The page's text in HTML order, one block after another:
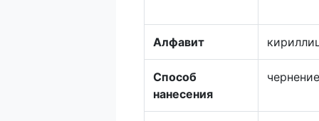
Алфавит
Способ
нанесения